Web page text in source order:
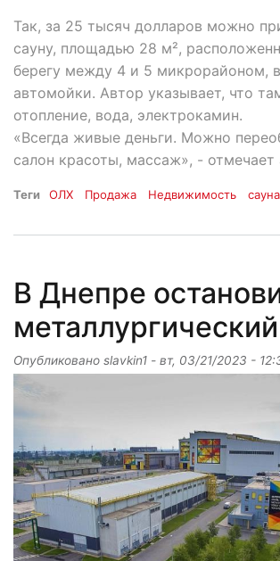
Так, за 25 тысяч долларов можно
сауну, площадью 28 м²,
берегу между 4 и 5 микрорайоном,
автомойки. Автор указывает, что
отопление, вода, электрокамин.
«Всегда живые деньги. Можно
салон красоты, массаж», - отмечает
Теги ОЛХ Продажа Недвижимость сауна
В Днепре
Опубликовано slavkin1 - вт, 03/21/2023 -